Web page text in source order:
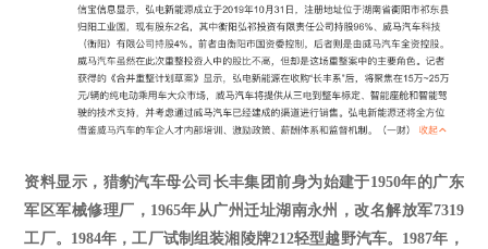
资料显示，猎豹汽车母公司长丰集团前身为始建于1950年的广东
军区军械修理厂，1965年从广州迁址湖南永州，改名解放军7319
工厂。1984年，工厂试制组装湘陵牌212轻型越野汽车。1987年，